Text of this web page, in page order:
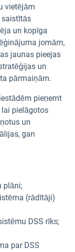
vietējām
un kopīga
jomām,
jaunas pieejas
un
pārmaiņām.
pieņemt
pielāgotos
un
gan
plāni;
(rādītāji)
DSS rīks;
par DSS